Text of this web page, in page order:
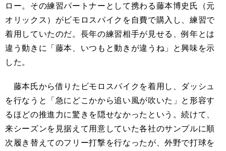
ロー。その練習パートナーとして携わる藤本博史氏（元
オリックス）がビモロスパイクを自費で購入し、練習で
着用していたのだ。長年の練習相手が見せる、例年とは
違う動きに「藤本、いつもと動きが違うね」と興味を示
した。
藤本氏から借りたビモロスパイクを着用し、ダッシュ
を行なうと「急にどこかから追い風が吹いた」と形容す
るほどの推進力に驚きを隠せなかったという。続けて、
来シーズンを見据えて用意していた各社のサンプルに順
次履き替えてのフリー打撃を行なったが、外野で打球を